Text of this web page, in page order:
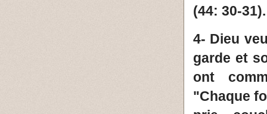
(44: 30-31).
4- Dieu
garde et
ont
"Chaque